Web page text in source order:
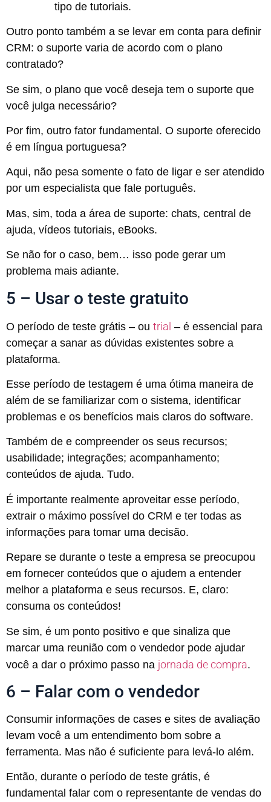
tipo de tutoriais.
Outro ponto também a se levar em conta para definir
CRM: o suporte varia de acordo com o plano
contratado?
Se sim, o plano que você deseja tem o suporte que
você julga necessário?
Por fim, outro fator fundamental. O suporte oferecido
é em língua portuguesa?
Aqui, não pesa somente o fato de ligar e ser atendido
por um especialista que fale português.
Mas, sim, toda a área de suporte: chats, central de
ajuda, vídeos tutoriais, eBooks.
Se não for o caso, bem… isso pode gerar um
problema mais adiante.
5 – Usar o teste gratuito
O período de teste grátis – ou trial – é essencial para
começar a sanar as dúvidas existentes sobre a
plataforma.
Esse período de testagem é uma ótima maneira de
além de se familiarizar com o sistema, identificar
problemas e os benefícios mais claros do software.
Também de e compreender os seus recursos;
usabilidade; integrações; acompanhamento;
conteúdos de ajuda. Tudo.
É importante realmente aproveitar esse período,
extrair o máximo possível do CRM e ter todas as
informações para tomar uma decisão.
Repare se durante o teste a empresa se preocupou
em fornecer conteúdos que o ajudem a entender
melhor a plataforma e seus recursos. E, claro:
consuma os conteúdos!
Se sim, é um ponto positivo e que sinaliza que
marcar uma reunião com o vendedor pode ajudar
você a dar o próximo passo na jornada de compra.
6 – Falar com o vendedor
Consumir informações de cases e sites de avaliação
levam você a um entendimento bom sobre a
ferramenta. Mas não é suficiente para levá-lo além.
Então, durante o período de teste grátis, é
fundamental falar com o representante de vendas do